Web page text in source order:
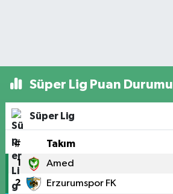
Süper Lig Puan Durumu
Süper Lig
# Takım
1 Amed
2 Erzurumspor FK